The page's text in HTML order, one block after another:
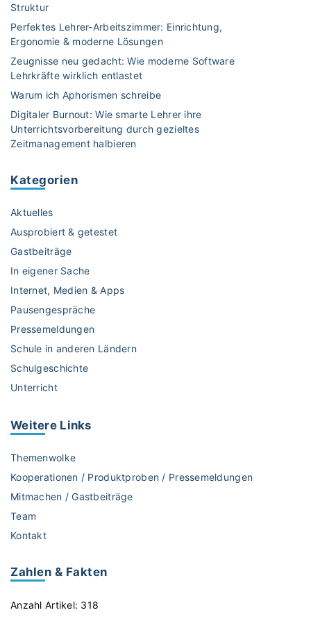
Struktur
Perfektes Lehrer-Arbeitszimmer: Einrichtung,
Ergonomie & moderne Lösungen
Zeugnisse neu gedacht: Wie moderne Software
Lehrkräfte wirklich entlastet
Warum ich Aphorismen schreibe
Digitaler Burnout: Wie smarte Lehrer ihre
Unterrichtsvorbereitung durch gezieltes
Zeitmanagement halbieren
Kategorien
Aktuelles
Ausprobiert & getestet
Gastbeiträge
In eigener Sache
Internet, Medien & Apps
Pausengespräche
Pressemeldungen
Schule in anderen Ländern
Schulgeschichte
Unterricht
Weitere Links
Themenwolke
Kooperationen / Produktproben / Pressemeldungen
Mitmachen / Gastbeiträge
Team
Kontakt
Zahlen & Fakten
Anzahl Artikel: 318